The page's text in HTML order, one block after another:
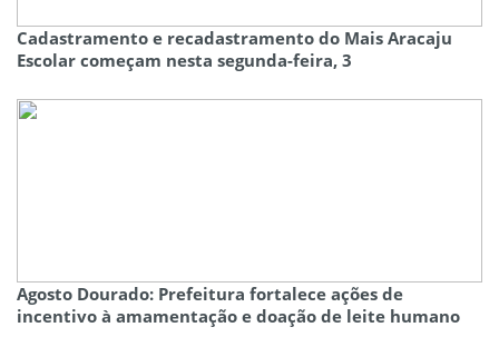
Cadastramento e recadastramento do Mais Aracaju
Escolar começam nesta segunda-feira, 3
Agosto Dourado: Prefeitura fortalece ações de
incentivo à amamentação e doação de leite humano